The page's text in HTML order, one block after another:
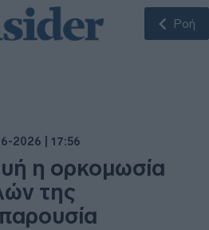
Ροή
2026 | 17:56
η ορκομωσία
της